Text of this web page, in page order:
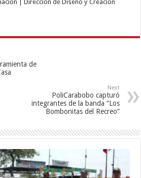
| Dirección de Diseño y Creación
de
Next
PoliCarabobo capturó
integrantes de la banda “Los
Bombonitas del Recreo”